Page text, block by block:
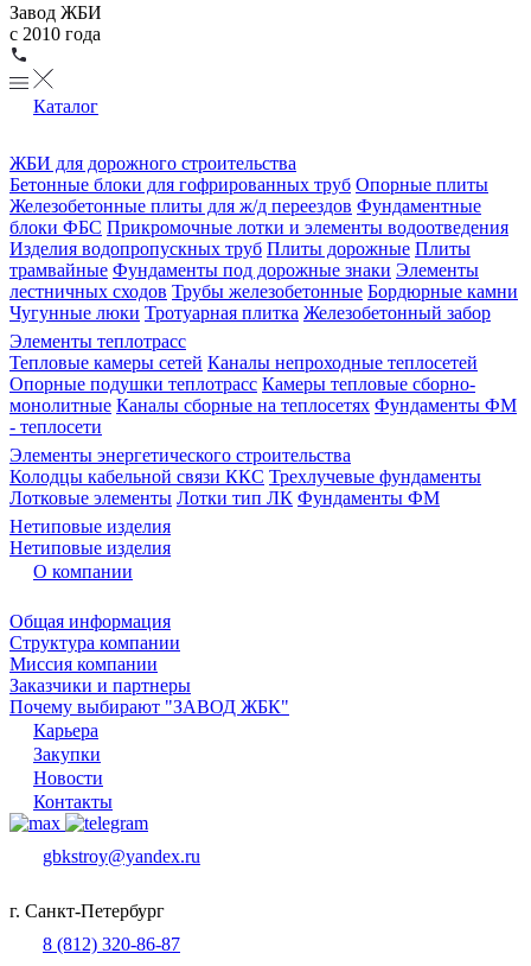
Завод ЖБИ
с 2010 года
Каталог
ЖБИ для дорожного строительства
Бетонные блоки для гофрированных труб Опорные плиты
Железобетонные плиты для ж/д переездов Фундаментные
блоки ФБС Прикромочные лотки и элементы водоотведения
Изделия водопропускных труб Плиты дорожные Плиты
трамвайные Фундаменты под дорожные знаки Элементы
лестничных сходов Трубы железобетонные Бордюрные камни
Чугунные люки Тротуарная плитка Железобетонный забор
Элементы теплотрасс
Тепловые камеры сетей Каналы непроходные теплосетей
Опорные подушки теплотрасс Камеры тепловые сборно-
монолитные Каналы сборные на теплосетях Фундаменты ФМ
- теплосети
Элементы энергетического строительства
Колодцы кабельной связи ККС Трехлучевые фундаменты
Лотковые элементы Лотки тип ЛК Фундаменты ФМ
Нетиповые изделия
Нетиповые изделия
О компании
Общая информация
Структура компании
Миссия компании
Заказчики и партнеры
Почему выбирают "ЗАВОД ЖБК"
Карьера
Закупки
Новости
Контакты
gbkstroy@yandex.ru
г. Санкт-Петербург
8 (812) 320-86-87